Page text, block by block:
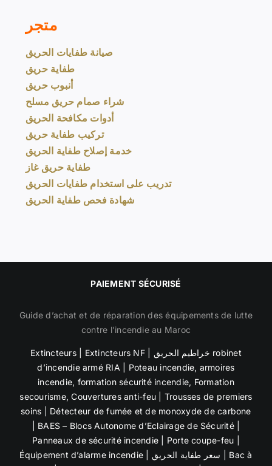
متجر
صيانة طفايات الحريق
طفاية حريق
أنبوب حريق
شراء صمام حريق مسلح
أدوات مكافحة الحريق
تركيب طفاية حريق
خدمة إصلاح طفاية الحريق
طفاية حريق غاز
تدريب على استخدام طفايات الحريق
شهادة فحص طفاية الحريق
PAIEMENT SÉCURISÉ
Guide d’achat et de réparation des équipements de lutte
contre l’incendie au Maroc
Extincteurs| Extincteurs NF|
خراطيم الحريق robinet
d’incendie armé RIA
Poteau incendie, armoires
incendie, formation sécurité incendie, Formation
secourisme, Couvertures anti-feu | Trousses de premiers
soins | Détecteur de fumée et demonoxyde de carbone
| BAES – Blocs Autonome d’Eclairage de Sécurité |
Panneaux de sécurité incendie | Porte coupe-feu |
Équipement d’alarme incendie
سعر طفاية الحريق
Bac à